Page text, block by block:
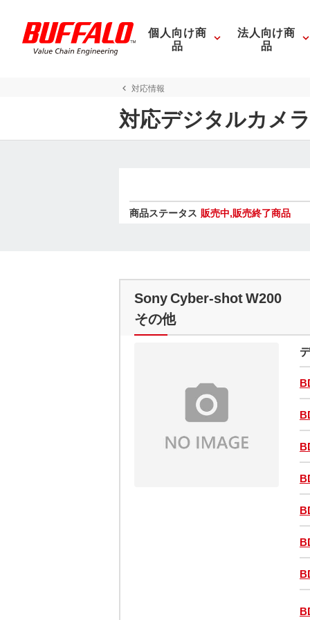
個人向け商
品
法人向け商
品
対応情報
対応デジタルカメ
商品ステータス 販売中,販売終了商品
Sony Cyber-shot W200
その他